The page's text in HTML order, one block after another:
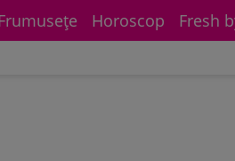
Horoscop Fresh